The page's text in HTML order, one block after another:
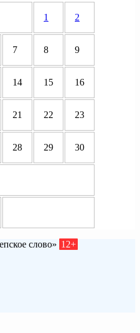
1 2
7 8 9
14 15 16
21 22 23
28 29 30
слово» 12+